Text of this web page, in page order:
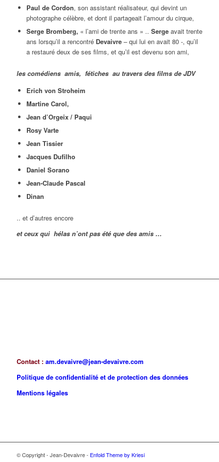
Paul de Cordon, son assistant réalisateur, qui devint un
photographe célèbre, et dont il partageait l’amour du cirque,
Serge Bromberg, « l’ami de trente ans » .. Sergeavait trente
ans lorsqu’il a rencontré Devaivre– qui lui en avait 80 -, qu’il
a restauré deux de ses films, et qu’il est devenu son ami,
les comédiens amis, fétiches au travers des films de JDV
Erich von Stroheim
Martine Carol,
Jean d’Orgeix / Paqui
Rosy Varte
Jean Tissier
Jacques Dufilho
Daniel Sorano
Jean-Claude Pascal
Dinan
.. et d’autres encore
et ceux qui hélas n’ont pas été que des amis …
Contact : am.devaivre@jean-devaivre.com
Politique de confidentialité et de protection des données
Mentions légales
© Copyright - Jean-Devaivre - Enfold Theme by Kriesi